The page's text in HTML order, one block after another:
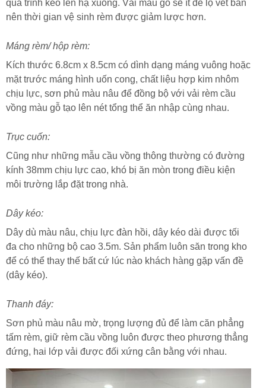
quá trình kéo lên hạ xuống. Vải màu gỗ sẽ ít để lộ vết bẩn
nên thời gian vệ sinh rèm được giảm lược hơn.
Máng rèm/ hộp rèm:
Kích thước 6.8cm x 8.5cm có dình dạng máng vuông hoặc
mặt trước máng hình uốn cong, chất liệu hợp kim nhôm
chịu lực, sơn phủ màu nâu để đồng bộ với vải rèm cầu
vồng màu gỗ tạo lên nét tổng thể ăn nhập cùng nhau.
Trục cuốn:
Cũng như những mẫu cầu vồng thông thường có đường
kính 38mm chịu lực cao, khó bị ăn mòn trong điều kiện
môi trường lắp đặt trong nhà.
Dây kéo:
Dây dù màu nâu, chịu lực đàn hồi, dây kéo dài được tối
đa cho những bộ cao 3.5m. Sản phẩm luôn săn trong kho
để có thể thay thế bất cứ lúc nào khách hàng gặp vấn đề
(dây kéo).
Thanh đáy:
Sơn phủ màu nâu mờ, trọng lượng đủ để làm căn phẳng
tấm rèm, giữ rèm cầu vồng luôn được theo phương thẳng
đứng, hai lớp vải được đối xứng cân bằng với nhau.